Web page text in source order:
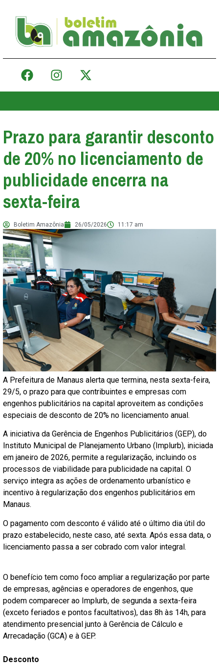
Prazo para garantir desconto
de 20% no licenciamento de
publicidade encerra na
sexta-feira
Boletim Amazônia 26/05/2026 11:17 am
A Prefeitura de Manaus alerta que termina, nesta sexta-feira,
29/5, o prazo para que contribuintes e empresas com
engenhos publicitários na capital aproveitem as condições
especiais de desconto de 20% no licenciamento anual.
A iniciativa da Gerência de Engenhos Publicitários (GEP), do
Instituto Municipal de Planejamento Urbano (Implurb), iniciada
em janeiro de 2026, permite a regularização, incluindo os
processos de viabilidade para publicidade na capital. O
serviço integra as ações de ordenamento urbanístico e
incentivo à regularização dos engenhos publicitários em
Manaus.
O pagamento com desconto é válido até o último dia útil do
prazo estabelecido, neste caso, até sexta. Após essa data, o
licenciamento passa a ser cobrado com valor integral.
O benefício tem como foco ampliar a regularização por parte
de empresas, agências e operadores de engenhos, que
podem comparecer ao Implurb, de segunda a sexta-feira
(exceto feriados e pontos facultativos), das 8h às 14h, para
atendimento presencial junto à Gerência de Cálculo e
Arrecadação (GCA) e à GEP.
Desconto